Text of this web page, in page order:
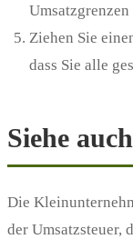
Ziehen Sie
dass Sie alle
Siehe auch
Die
der Umsatzsteuer,